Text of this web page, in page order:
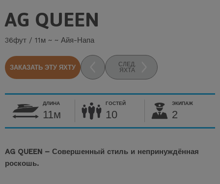
AG QUEEN
36фут / 11м ~ ~ Айя-Напа
ЗАКАЗАТЬ ЭТУ ЯХТУ
СЛЕД.
ЯХТА
ДЛИНА
11м
ГОСТЕЙ
10
ЭКИПАЖ
2
AG QUEEN – Совершенный стиль и непринуждённая
роскошь.